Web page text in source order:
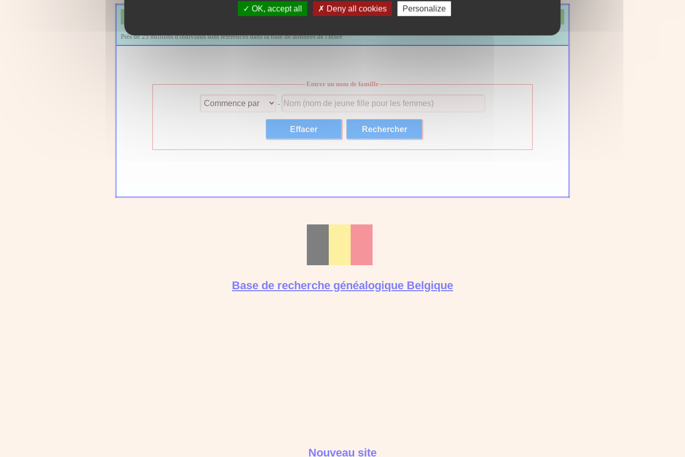
Les décès de l'INSEE
Près de 25 millions d'individus sont référencés dans la base de données de l'Insee
Entrer un nom de famille
-
Base de recherche généalogique Belgique
Nouveau site
OK, accept all Deny all cookies Personalize